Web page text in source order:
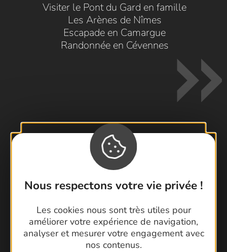
Nous respectons votre vie privée !
Les cookies nous sont très utiles pour
améliorer votre expérience de navigation,
analyser et mesurer votre engagement avec
nos contenus.
Visiter le Pont du Gard en famille
Les Arènes de Nîmes
Escapade en Camargue
Randonnée en Cévennes
Contactez-nous !
Foire aux questions
Brochures
Cartoguides et Topoguides
Latitude Gard